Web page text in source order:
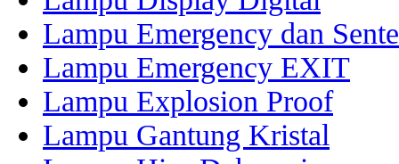
Lampu Emergency dan
Lampu Emergency EXIT
Lampu Explosion Proof
Lampu Gantung Kristal